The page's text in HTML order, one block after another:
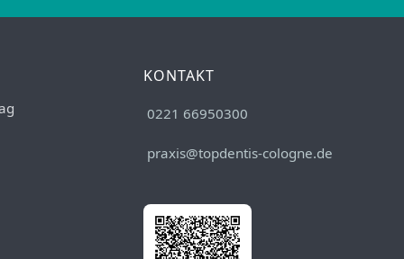
KONTAKT
0221 66950300
praxis@topdentis-cologne.de